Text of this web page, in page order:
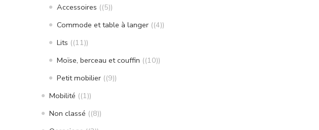
Accessoires (5)
Commode et table à langer (4)
Lits (11)
Moïse, berceau et couffin (10)
Petit mobilier (9)
Mobilité (1)
Non classé (8)